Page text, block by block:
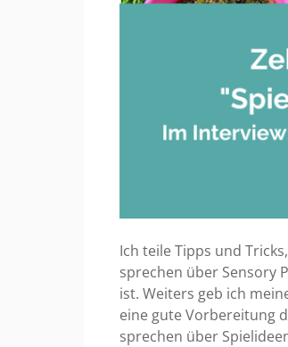
Ich teile Tipps und
sprechen über Sensory
ist. Weiters geb ich
eine gute Vorbereitung
sprechen über